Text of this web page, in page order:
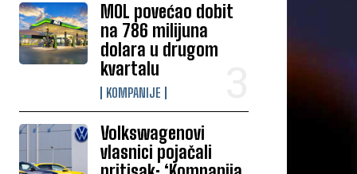
MOL povećao dobit
na 786 milijuna
dolara u drugom
kvartalu
KOMPANIJE
Volkswagenovi
vlasnici pojačali